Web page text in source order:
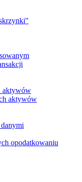
aktywów
aktywów
opodatkowaniu